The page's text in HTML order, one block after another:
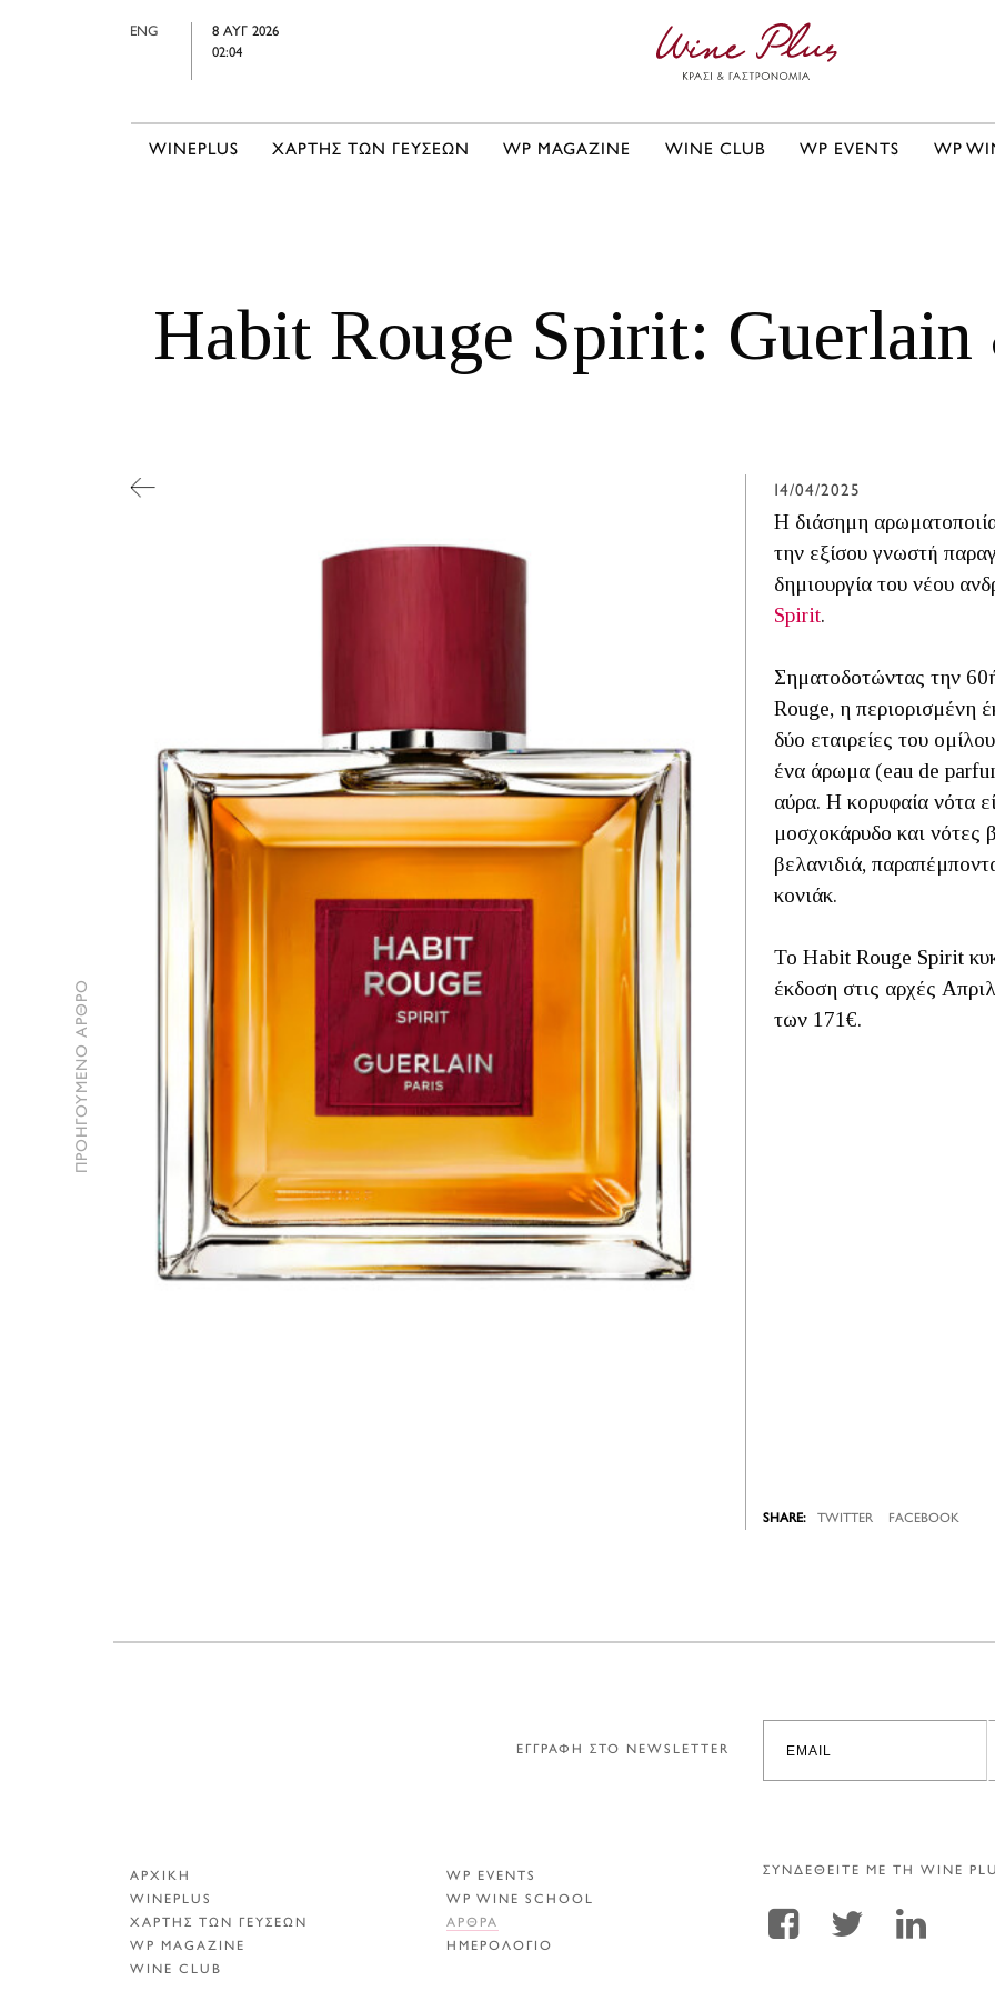
ENG
8 ΑΥΓ 2026
02:04
WINEPLUS ΧΑΡΤΗΣ ΤΩΝ ΓΕΥΣΕΩΝ WP MAGAZINE WINE CLUB WP EVENTS WP
ΠΡΟΗΓΟΥΜΕΝΟ ΑΡΘΡΟ
Habit Rouge Spirit: Guerlain
14/04/2025
Η διάσημη
την εξίσου γνωστή
δημιουργία του νέου
Spirit.
Σηματοδοτώντας την
Rouge, η περιορισμένη
δύο εταιρείες του
ένα άρωμα (eau de
αύρα. Η κορυφαία νότα
μοσχοκάρυδο και νότες
βελανιδιά,
κονιάκ.
Το Habit Rouge Spirit
έκδοση στις αρχές
των 171€.
TWITTER FACEBOOK
ΕΓΓΡΑΦΗ ΣΤΟ NEWSLETTER
ΑΡΧΙΚΗ
WINEPLUS
ΧΑΡΤΗΣ ΤΩΝ ΓΕΥΣΕΩΝ
WP MAGAZINE
WINE CLUB
WP EVENTS
WP WINE SCHOOL
ΑΡΘΡΑ
ΗΜΕΡΟΛΟΓΙΟ
ΣΥΝΔΕΘΕΙΤΕ ΜΕ ΤΗ WINE